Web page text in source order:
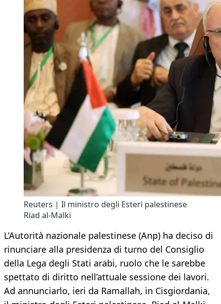
Reuters | Il ministro degli Esteri palestinese
Riad al-Malki
L’Autorità nazionale palestinese (Anp) ha deciso di
rinunciare alla presidenza di turno del Consiglio
della Lega degli Stati arabi, ruolo che le sarebbe
spettato di diritto nell’attuale sessione dei lavori.
Ad annunciarlo, ieri da Ramallah, in Cisgiordania,